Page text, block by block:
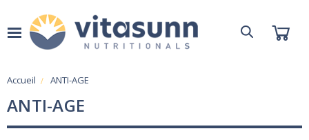
Accueil ANTI-AGE
ANTI-AGE